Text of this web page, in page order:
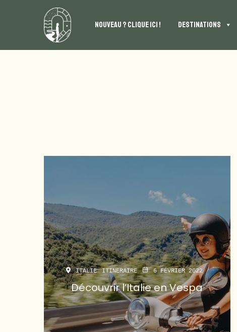
NOUVEAU ? CLIQUE ICI ! DESTINATIONS
ITALIE ITINERAIRE 6 FÉVRIER 2022
Découvrir l’Italie en Vespa